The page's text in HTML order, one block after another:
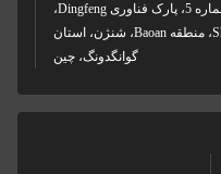
آدرس: 4F، ساختمان شماره 5، پارک فناوری Dingfeng،
جامعه Shayi، شهر Shajing، منطقه Baoan، شنژن، استان
گوانگدونگ، چین